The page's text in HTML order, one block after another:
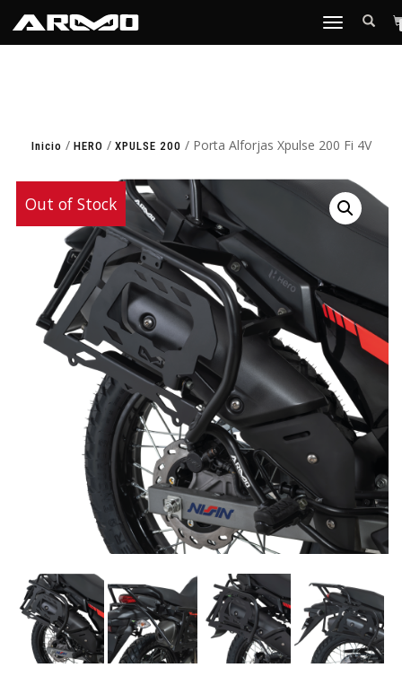
TOGGLE
Inicio / HERO / XPULSE 200 / Porta Alforjas Xpulse 200 Fi 4V
Out of Stock